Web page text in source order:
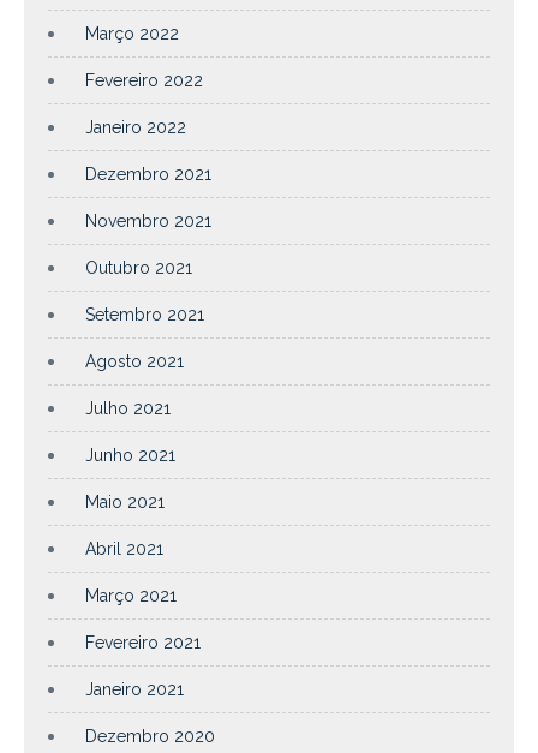
Março 2022
Fevereiro 2022
Janeiro 2022
Dezembro 2021
Novembro 2021
Outubro 2021
Setembro 2021
Agosto 2021
Julho 2021
Junho 2021
Maio 2021
Abril 2021
Março 2021
Fevereiro 2021
Janeiro 2021
Dezembro 2020